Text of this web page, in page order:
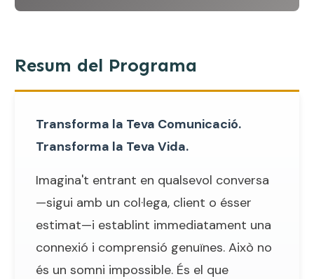
Resum del Programa
Transforma la Teva Comunicació.
Transforma la Teva Vida.
Imagina't entrant en qualsevol conversa
—sigui amb un col·lega, client o ésser
estimat—i establint immediatament una
connexió i comprensió genuïnes. Això no
és un somni impossible. És el que